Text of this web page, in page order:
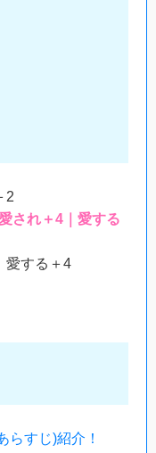
2
され＋4｜愛する
愛する＋4
すじ)紹介！